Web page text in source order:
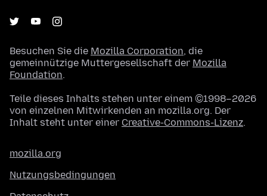
Besuchen Sie die Mozilla Corporation, die
gemeinnützige Muttergesellschaft der Mozilla
Foundation.
Teile dieses Inhalts stehen unter einem ©1998–2026
von einzelnen Mitwirkenden an mozilla.org. Der
Inhalt steht unter einer Creative-Commons-Lizenz.
mozilla.org
Nutzungsbedingungen